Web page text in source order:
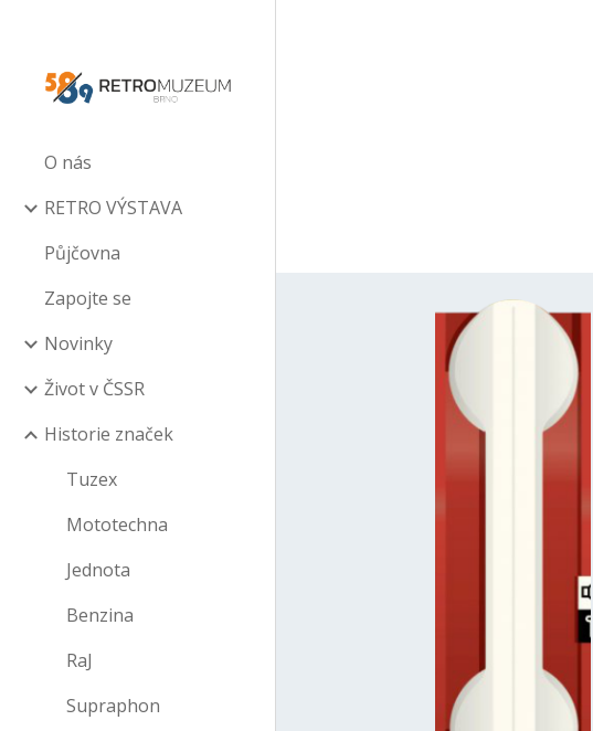
O nás
RETRO VÝSTAVA
Půjčovna
Zapojte se
Novinky
Život v ČSSR
Historie značek
Tuzex
Mototechna
Jednota
Benzina
RaJ
Supraphon